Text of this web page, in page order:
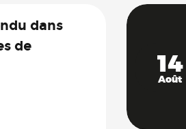
dans
de
14
Août